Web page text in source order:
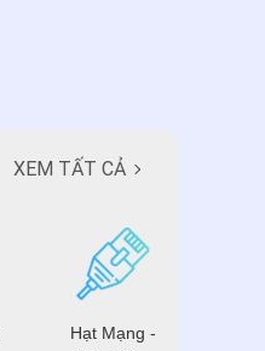
XEM TẤT CẢ
Hạt Mạng -